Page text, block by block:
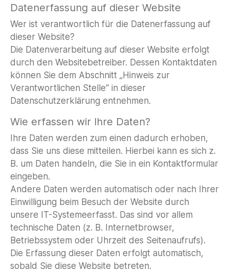
Datenerfassung auf dieser Website
Wer ist verantwortlich für die Datenerfassung auf
dieser Website?
Die Datenverarbeitung auf dieser Website erfolgt
durch den Websitebetreiber. Dessen Kontaktdaten
können Sie dem Abschnitt „Hinweis zur
Verantwortlichen Stelle“ in dieser
Datenschutzerklärung entnehmen.
Wie erfassen wir Ihre Daten?
Ihre Daten werden zum einen dadurch erhoben,
dass Sie uns diese mitteilen. Hierbei kann es sich z.
B. um Daten handeln, die Sie in ein Kontaktformular
eingeben.
Andere Daten werden automatisch oder nach Ihrer
Einwilligung beim Besuch der Website durch
unsere IT-Systemeerfasst. Das sind vor allem
technische Daten (z. B. Internetbrowser,
Betriebssystem oder Uhrzeit des Seitenaufrufs).
Die Erfassung dieser Daten erfolgt automatisch,
sobald Sie diese Website betreten.